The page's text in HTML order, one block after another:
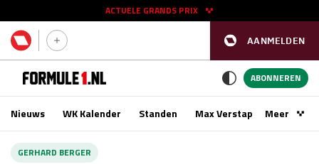
AANMELDEN
ACTUELE GRANDS PRIX
11 - 13 sep
Race
ABONNEREN
Nieuws WK Kalender Standen Max VerstappenMeer
GERHARD BERGER